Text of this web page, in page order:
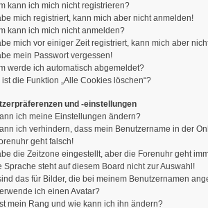
kann ich mich nicht registrieren?
mich registriert, kann mich aber nicht anmelden!
kann ich mich nicht anmelden?
mich vor einiger Zeit registriert, kann mich aber
mein Passwort vergessen!
werde ich automatisch abgemeldet?
ist die Funktion „Alle Cookies löschen“?
und -einstellungen
ich meine Einstellungen ändern?
ich verhindern, dass mein Benutzername in der
geht falsch!
die Zeitzone eingestellt, aber die Forenuhr geht
Sprache steht auf diesem Board nicht zur Auswahl!
das für Bilder, die bei meinem Benutzernamen
ich einen Avatar?
mein Rang und wie kann ich ihn ändern?